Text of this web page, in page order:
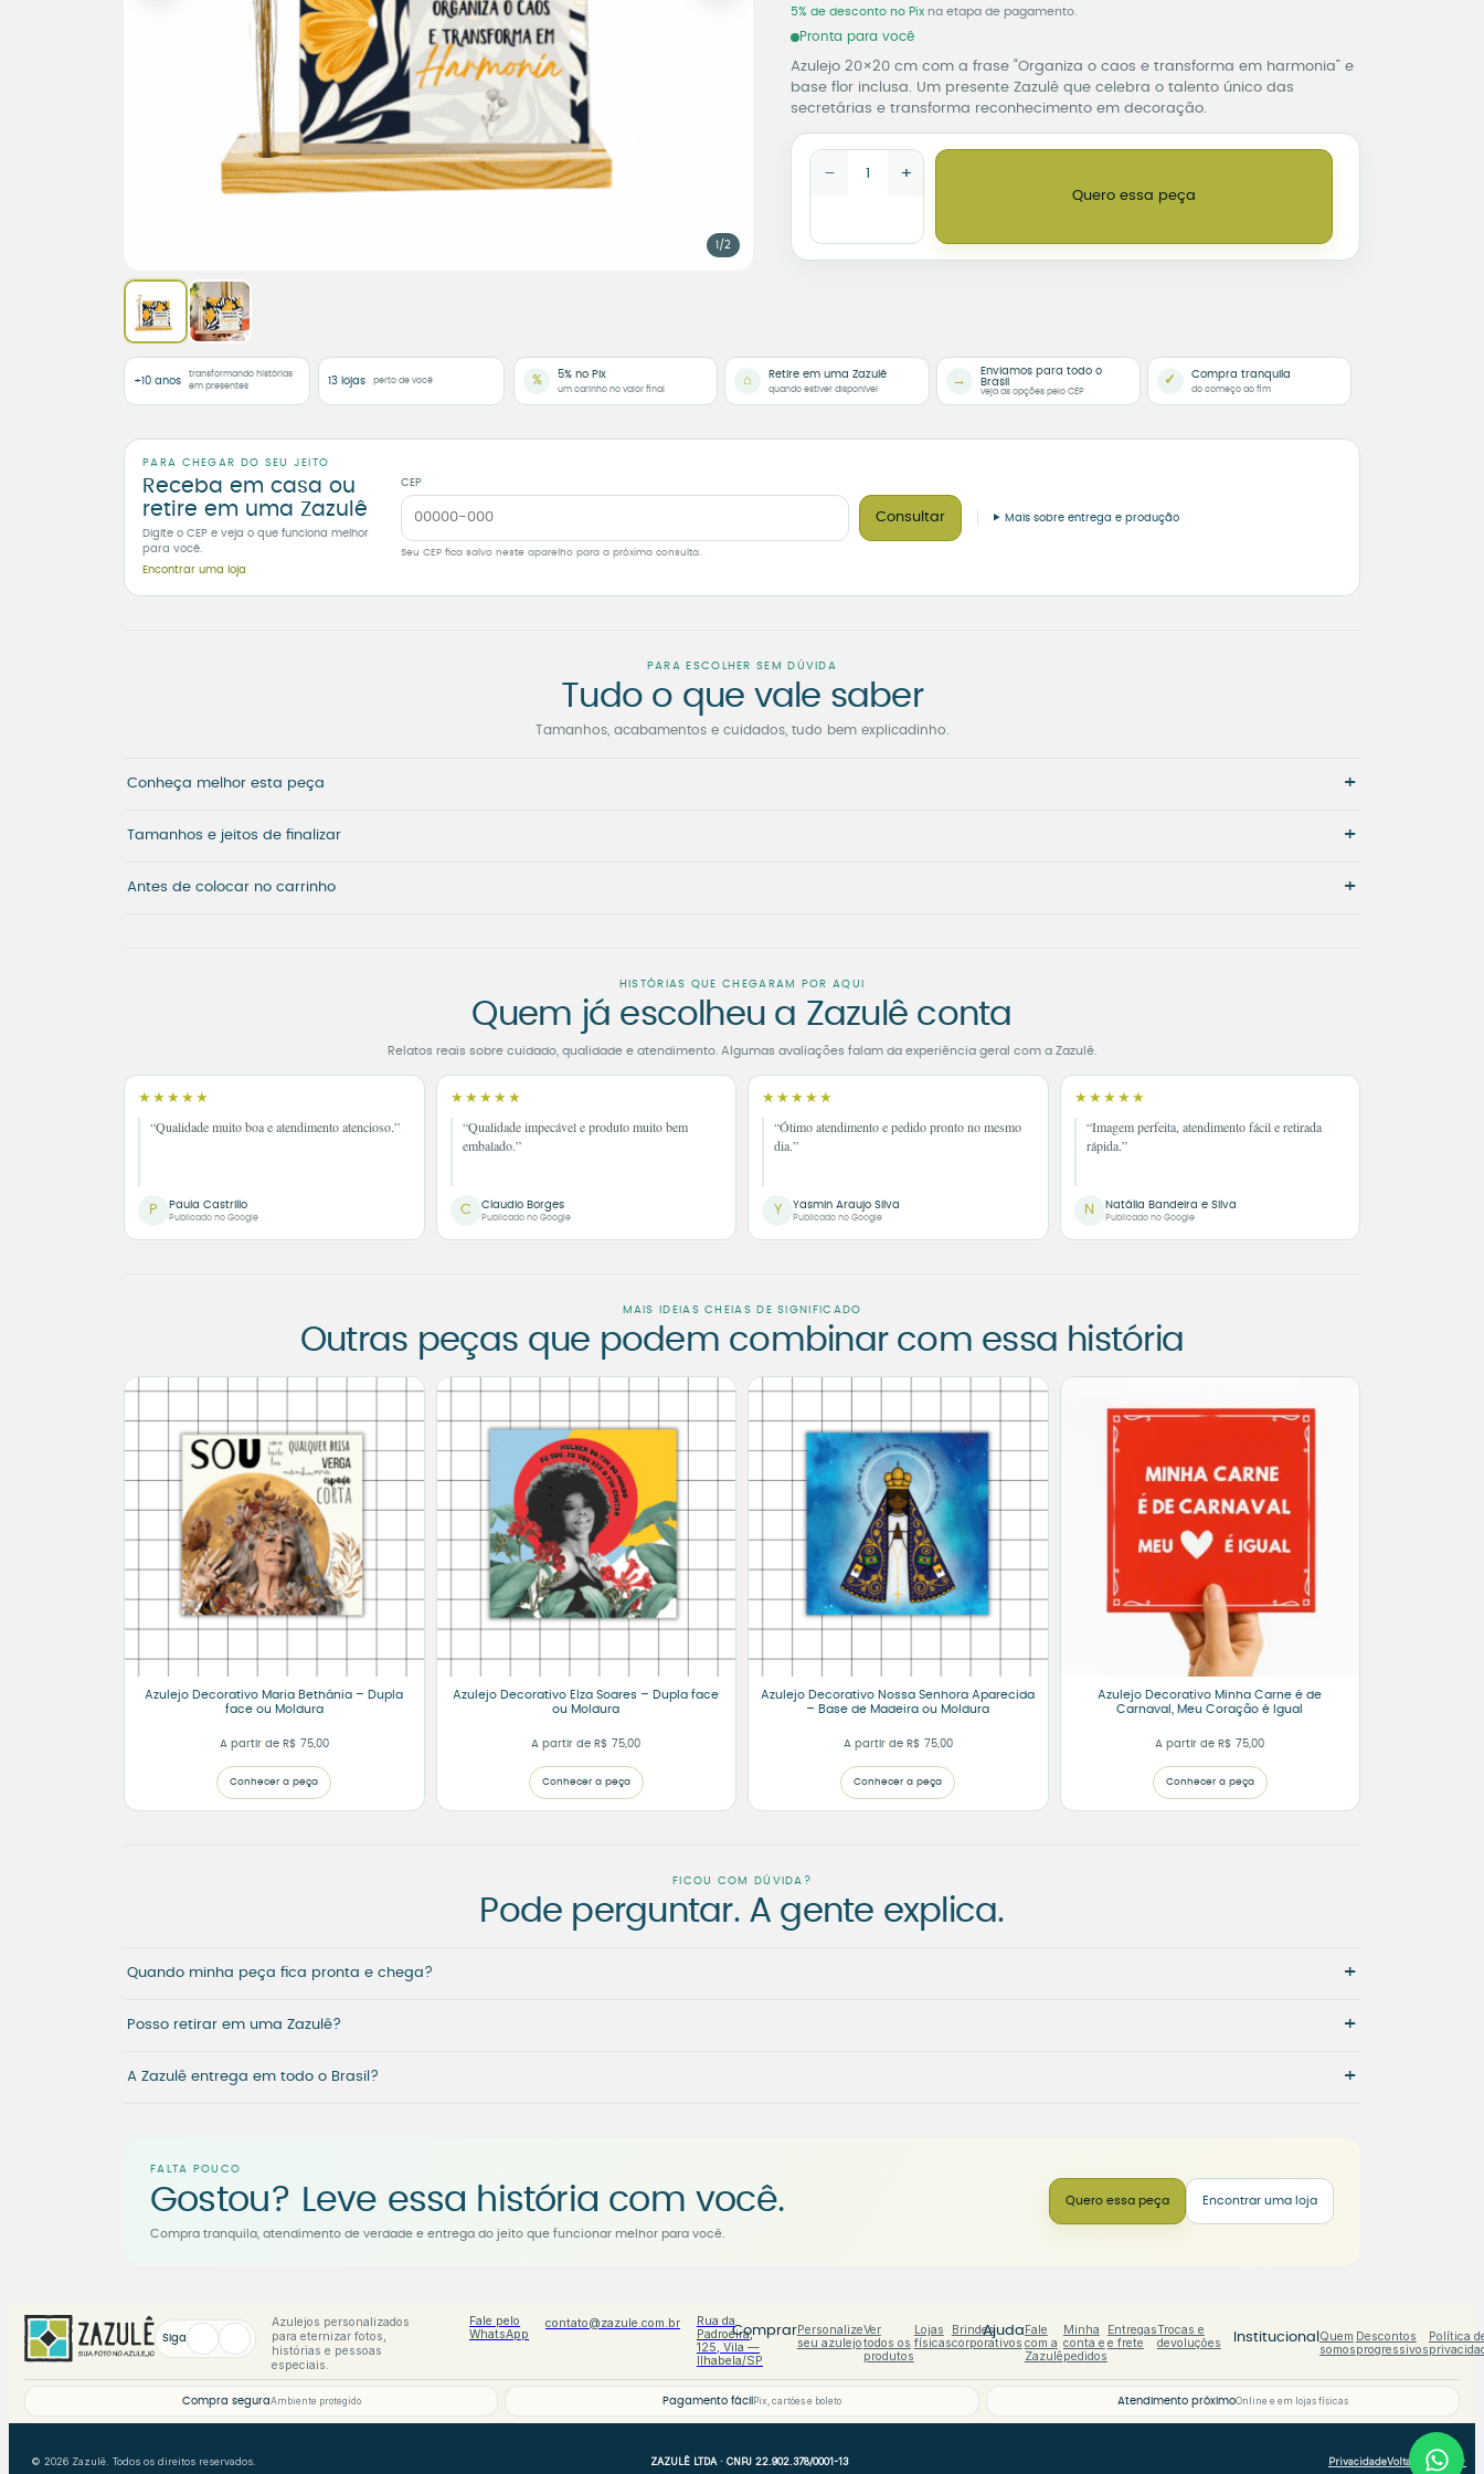
1/2
5% de desconto no Pix na etapa de pagamento.
Pronta para você
Azulejo 20×20 cm com a frase “Organiza o caos e transforma em harmonia” e
base flor inclusa. Um presente Zazulê que celebra o talento único das
secretárias e transforma reconhecimento em decoração.
Azulejo Decorativo Organiza o Caos e Transforma em Harmonia – Base Flor quantidade
− +
Quero essa peça
+10 anos
transformando histórias
em presentes
13 lojas perto de você % 5% no Pix
um carinho no valor final
⌂ Retire em uma Zazulê
quando estiver disponível
→
Enviamos para todo o
Brasil
veja as opções pelo CEP
✓ Compra tranquila
do começo ao fim
PARA CHEGAR DO SEU JEITO
Receba em casa ou
retire em uma Zazulê
Digite o CEP e veja o que funciona melhor
para você.
Encontrar uma loja
CEP
Consultar
Seu CEP fica salvo neste aparelho para a próxima consulta.
Mais sobre entrega e produção
PARA ESCOLHER SEM DÚVIDA
Tudo o que vale saber
Tamanhos, acabamentos e cuidados, tudo bem explicadinho.
Conheça melhor esta peça +
Tamanhos e jeitos de finalizar +
Antes de colocar no carrinho +
HISTÓRIAS QUE CHEGARAM POR AQUI
Quem já escolheu a Zazulê conta
Relatos reais sobre cuidado, qualidade e atendimento. Algumas avaliações falam da experiência geral com a Zazulê.
★★★★★
“Qualidade muito boa e atendimento atencioso.”
P Paula Castrillo
Publicado no Google
★★★★★
“Qualidade impecável e produto muito bem
embalado.”
C Claudio Borges
Publicado no Google
★★★★★
“Ótimo atendimento e pedido pronto no mesmo
dia.”
Y Yasmin Araujo Silva
Publicado no Google
★★★★★
“Imagem perfeita, atendimento fácil e retirada
rápida.”
N Natália Bandeira e Silva
Publicado no Google
MAIS IDEIAS CHEIAS DE SIGNIFICADO
Outras peças que podem combinar com essa história
Azulejo Decorativo Maria Bethânia – Dupla
face ou Moldura
A partir de R$ 75,00
Conhecer a peça
Azulejo Decorativo Elza Soares – Dupla face
ou Moldura
A partir de R$ 75,00
Conhecer a peça
Azulejo Decorativo Nossa Senhora Aparecida
– Base de Madeira ou Moldura
A partir de R$ 75,00
Conhecer a peça
Azulejo Decorativo Minha Carne é de
Carnaval, Meu Coração é Igual
A partir de R$ 75,00
Conhecer a peça
FICOU COM DÚVIDA?
Pode perguntar. A gente explica.
Quando minha peça fica pronta e chega? +
Posso retirar em uma Zazulê? +
A Zazulê entrega em todo o Brasil? +
FALTA POUCO
Gostou? Leve essa história com você.
Compra tranquila, atendimento de verdade e entrega do jeito que funcionar melhor para você.
Quero essa peça Encontrar uma loja
Siga
Azulejos personalizados
para eternizar fotos,
histórias e pessoas
especiais.
Fale pelo
WhatsApp
contato@zazule.com.br
Rua da
Padroeira,
125, Vila —
Ilhabela/SP
ComprarPersonalize
seu azulejo
Ver
todos os
produtos
Lojas
físicas
Brindes
corporativos
AjudaFale
com a
Zazulê
Minha
conta e
pedidos
Entregas
e frete
Trocas e
devoluções
Institucional Quem
somos
Descontos
progressivos
Política
Compra seguraAmbiente protegido Pagamento fácil Pix, cartões e boleto Atendimento próximoOnline e em lojas físicas
© 2026 Zazulê. Todos os direitos reservados. ZAZULÊ LTDA · CNPJ 22.902.378/0001-13 PrivacidadeVoltar ao topo ↑